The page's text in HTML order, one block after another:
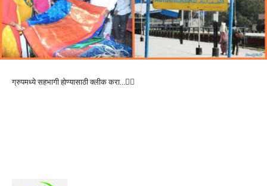
ग्रुपमध्ये सहभागी होण्यासाठी क्लीक करा…👆🏻